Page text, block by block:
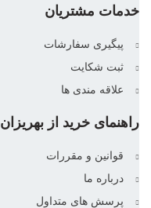
خدمات مشتریان
پیگیری سفارشات
ثبت شکایت
علاقه مندی ها
راهنمای خرید از بهریزان
قوانین و مقررات
درباره ما
پرسش های متداول